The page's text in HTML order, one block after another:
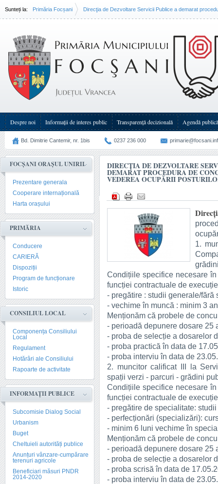
Sunteți la: Primăria Focșani Direcţia de Dezvoltare Servicii Publice a demarat
Despre noi Informații de interes public Transparenţă decizională Agendă publică
Bd. Dimitrie Cantemir, nr. 1bis 0237 236 000
FOCȘANI ORAȘUL UNIRII
Prezentare generala
Cooperare internațională
Harta orașului
PRIMĂRIA
Conducere
CARIERĂ
Dispoziții
Program de funcționare
Istoric
CONSILIUL LOCAL
Componența Consiliului
Local
Regulament
Hotărâri ale Consiliului
Rapoarte de activitate
INFORMAȚII PUBLICE
Subcomisie Dialog Social
Urbanism
Buget
Cheltuieli autorități publice
Anunțuri vânzare-cumpărare
terenuri agricole
Beneficiari măsuri PNDR
2014-2020
DIRECŢIA DE DEZVOLTARE
DEMARAT PROCEDURA DE
VEDEREA OCUPĂRII
1.
Condițiile specifice necesare
funcției contractuale de
- pregătire : studii generale/fără
- vechime în muncă : minim 3
Menționăm că probele de
- perioadă depunere dosare 25
- proba de selecție a dosarelor
- proba practică în data de
- proba interviu în data de
2. muncitor calificat III la
spații verzi - parcuri - grădini
Condițiile specifice necesare
funcției contractuale de
- pregătire de specialitate:
- perfecționări (specializări):
- minim 6 luni vechime în
Menționăm că probele de
- perioadă depunere dosare 25
- proba de selecție a dosarelor
- proba scrisă în data de
- proba interviu în data de